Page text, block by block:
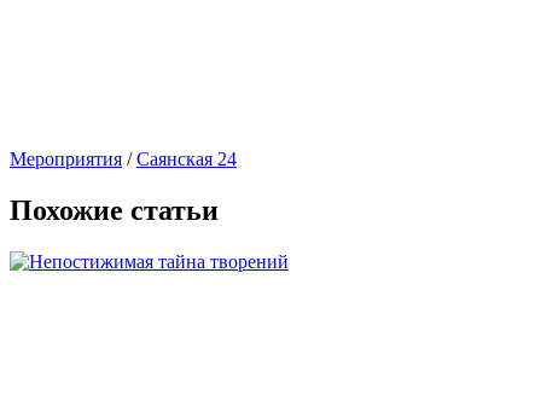
Мероприятия /Саянская 24
Похожие статьи